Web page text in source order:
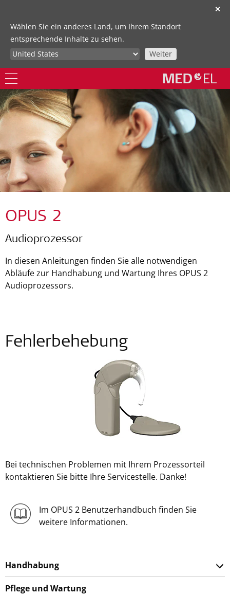
✕
Wählen Sie ein anderes Land, um Ihrem Standort
entsprechende Inhalte zu sehen.
Weiter
OPUS 2
Audioprozessor
In diesen Anleitungen finden Sie alle notwendigen
Abläufe zur Handhabung und Wartung Ihres OPUS 2
Audioprozessors.
Fehlerbehebung
Bei technischen Problemen mit Ihrem Prozessorteil
kontaktieren Sie bitte Ihre Servicestelle. Danke!
Im OPUS 2 Benutzerhandbuch finden Sie
weitere Informationen.
Handhabung
Pflege und Wartung